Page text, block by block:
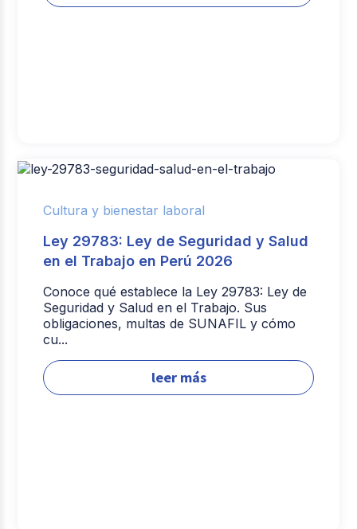
Cultura y bienestar laboral
Ley 29783: Ley de Seguridad y Salud
en el Trabajo en Perú 2026
Conoce qué establece la Ley 29783: Ley de
Seguridad y Salud en el Trabajo. Sus
obligaciones, multas de SUNAFIL y cómo
cu...
leer más